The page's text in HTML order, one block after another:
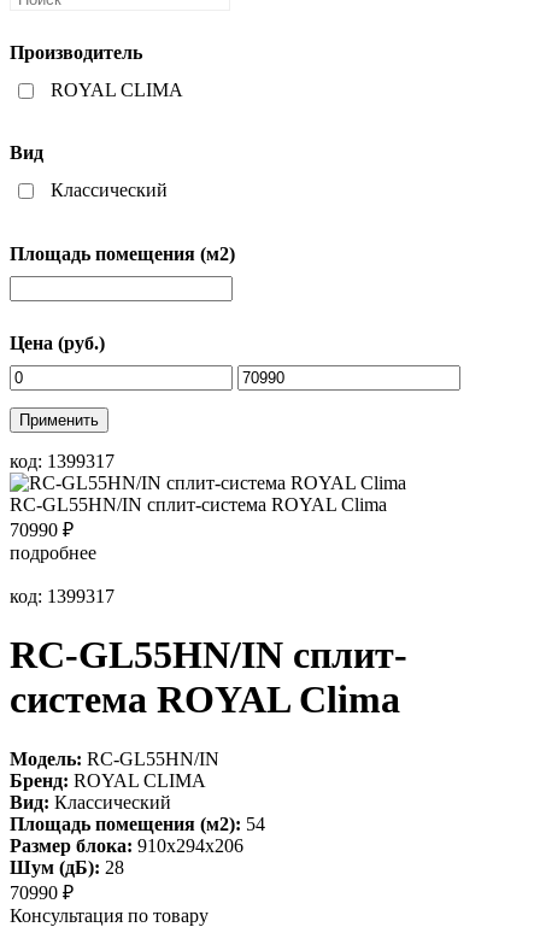
Производитель
ROYAL CLIMA
Вид
Классический
Площадь помещения (м2)
Цена (руб.)
Применить
код: 1399317
RC-GL55HN/IN сплит-система ROYAL Clima
70990 ₽
подробнее
код: 1399317
RC-GL55HN/IN сплит-
система ROYAL Clima
Модель: RC-GL55HN/IN
Бренд: ROYAL CLIMA
Вид: Классический
Площадь помещения (м2): 54
Размер блока: 910х294х206
Шум (дБ): 28
70990 ₽
Консультация по товару